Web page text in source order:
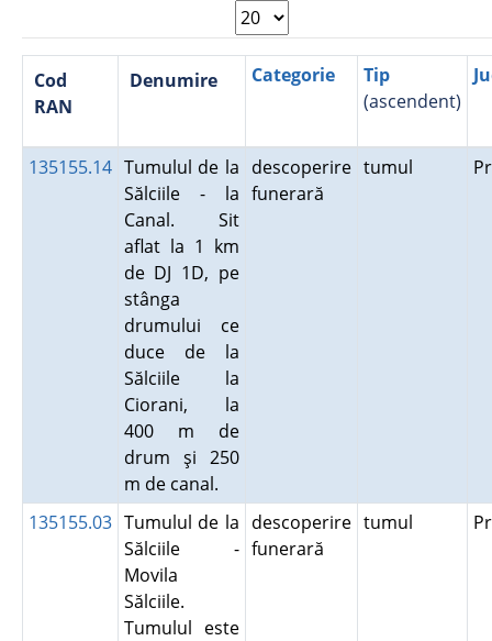
Cod
RAN
Denumire Categorie
Tip
(ascendent)
135155.14 Tumulul de la
Sălciile - la
Canal. Sit
aflat la 1 km
de DJ 1D, pe
stânga
drumului ce
duce de la
Sălciile la
Ciorani, la
400 m de
drum şi 250
m de canal.
descoperire
funerară
tumul
135155.03 Tumulul de la
Sălciile -
Movila
Sălciile.
Tumulul este
descoperire
funerară
tumul